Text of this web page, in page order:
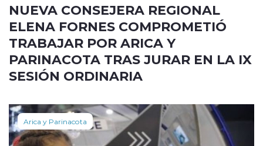
NUEVA CONSEJERA REGIONAL
ELENA FORNES COMPROMETIÓ
TRABAJAR POR ARICA Y
PARINACOTA TRAS JURAR EN LA IX
SESIÓN ORDINARIA
Arica y Parinacota